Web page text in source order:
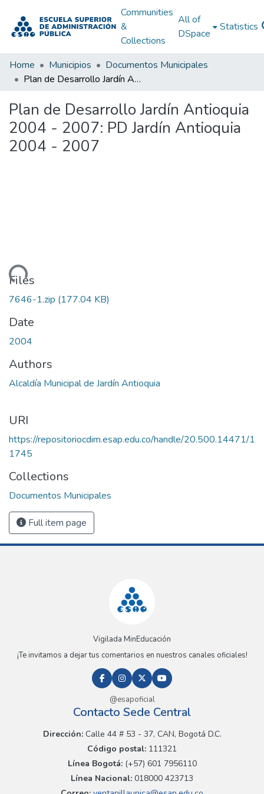
Communities
&
Collections
All of
DSpace
Statistics
Home Municipios
Documentos Municipales
Plan de Desarrollo Jardín Antioquia 2004 - 2007: PD Jardín Antioquia 2004 - 2007
Plan de Desarrollo Jardín Antioquia
2004 - 2007: PD Jardín Antioquia
2004 - 2007
Loading...
Files
7646-1.zip (177.04 KB)
Date
2004
Authors
Alcaldía Municipal de Jardín Antioquia
URI
https://repositoriocdim.esap.edu.co/handle/20.500.14471/1
1745
Collections
Documentos Municipales
Full item page
Vigilada MinEducación
¡Te invitamos a dejar tus comentarios en nuestros canales oficiales!
@esapoficial
Contacto Sede Central
Dirección:Calle 44 # 53 - 37, CAN, Bogotá D.C.
Código postal: 111321
Línea Bogotá:(+57) 601 7956110
Línea Nacional: 018000 423713